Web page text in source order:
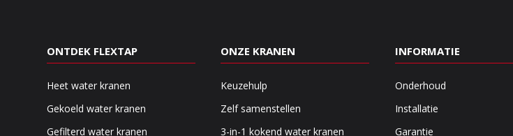
ONTDEK FLEXTAP
Heet water kranen
Gekoeld water kranen
Gefilterd water kranen
ONZE KRANEN
Keuzehulp
Zelf samenstellen
3-in-1 kokend water kranen
INFORMATIE
Onderhoud
Installatie
Garantie